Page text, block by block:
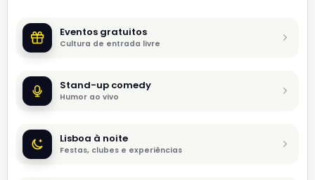
Eventos gratuitos
Cultura de entrada livre
Stand-up comedy
Humor ao vivo
Lisboa à noite
Festas, clubes e experiências